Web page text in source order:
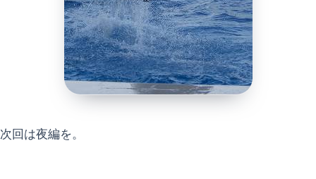
次回は夜編を。